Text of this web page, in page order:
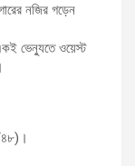
নজির গড়েন
ভেন্যুতে ওয়েস্ট